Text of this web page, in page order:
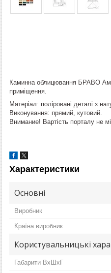
Каминна облицювання БРАВО
приміщення.
Матеріал: поліровані деталі з
Виконування: прямий, кутовий.
Внимание! Вартість порталу не
Характеристики
Основні
Виробник
Країна виробник
Користувальницькі
Габарити ВхШхГ